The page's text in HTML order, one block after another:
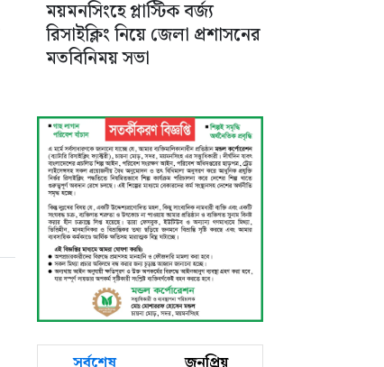
ময়মনসিংহে প্লাস্টিক বর্জ্য
রিসাইক্লিং নিয়ে জেলা প্রশাসনের
মতবিনিময় সভা